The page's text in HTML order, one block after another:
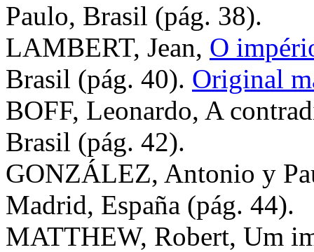
Paulo, Brasil (pág. 38).
LAMBERT, Jean, O
Brasil (pág. 40). Original
BOFF, Leonardo, A
Brasil (pág. 42).
GONZÁLEZ, Antonio y
Madrid, España (pág. 44).
MATTHEW, Robert, Um